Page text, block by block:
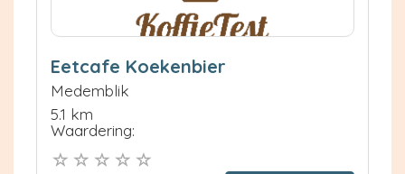
Eetcafe Koekenbier
Medemblik
5.1 km
Waardering: